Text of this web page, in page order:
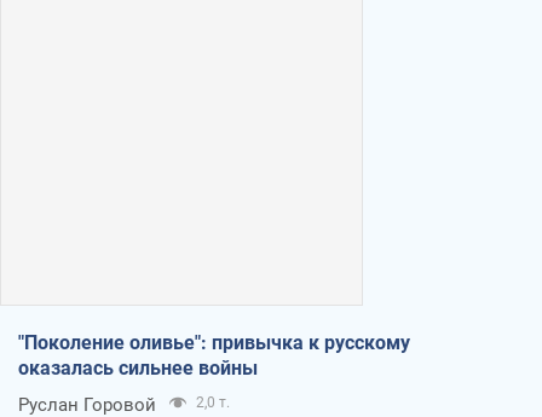
"Поколение оливье": привычка к русскому
оказалась сильнее войны
Руслан Горовой 2,0 т.